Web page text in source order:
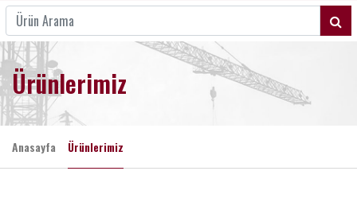
Ürünlerimiz
Anasayfa Ürünlerimiz